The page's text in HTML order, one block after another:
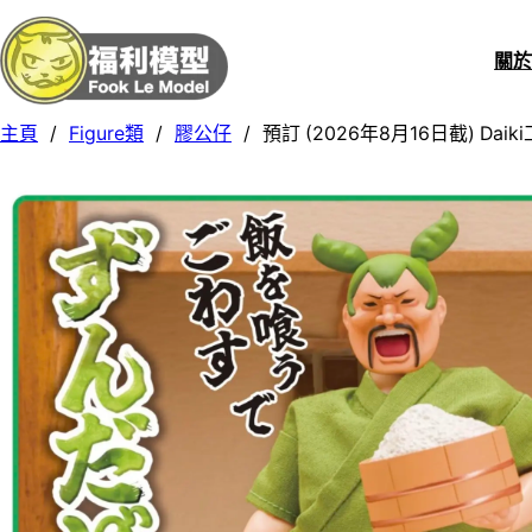
關
主頁 / Figure類 / 膠公仔 / 預訂 (2026年8月16日截) Daiki